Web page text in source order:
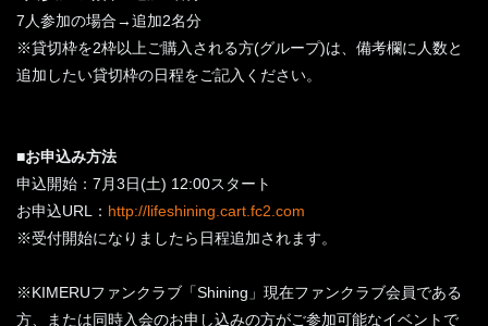
7人参加の場合→追加2名分
※貸切枠を2枠以上ご購入される方(グループ)は、備考欄に人数と
追加したい貸切枠の日程をご記入ください。
■お申込み方法
申込開始：7月3日(土) 12:00スタート
お申込URL： http://lifeshining.cart.fc2.com
※受付開始になりましたら日程追加されます。
※KIMERUファンクラブ「Shining」現在ファンクラブ会員である
方、または同時入会のお申し込みの方がご参加可能なイベントで